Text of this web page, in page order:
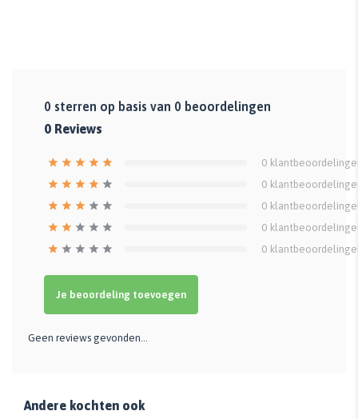
0 sterren op basis van 0 beoordelingen
0 Reviews
0
0
0
0
0
Je beoordeling toevoegen
Geen reviews gevonden...
Andere kochten ook